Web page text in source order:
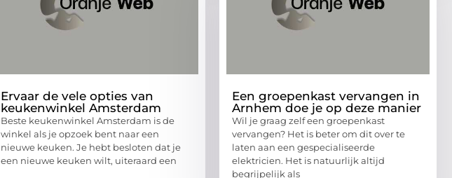
Ervaar de vele opties van
keukenwinkel Amsterdam
Beste keukenwinkel Amsterdam is de
winkel als je opzoek bent naar een
nieuwe keuken. Je hebt besloten dat je
een nieuwe keuken wilt, uiteraard een
Een groepenkast vervangen in
Arnhem doe je op deze manier
Wil je graag zelf een groepenkast
vervangen? Het is beter om dit over te
laten aan een gespecialiseerde
elektricien. Het is natuurlijk altijd
begrijpelijk als